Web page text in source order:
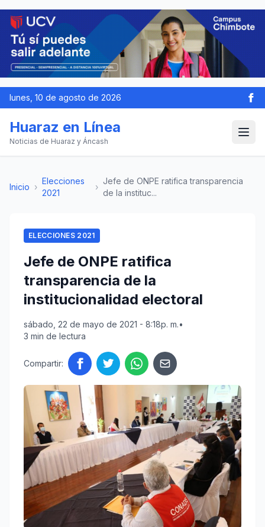
lunes, 10 de agosto de 2026
Huaraz en Línea
Noticias de Huaraz y Áncash
Inicio ›
Elecciones
2021
›
Jefe de ONPE ratifica transparencia
de la instituc...
ELECCIONES 2021
Jefe de ONPE ratifica
transparencia de la
institucionalidad electoral
sábado, 22 de mayo de 2021 - 8:18p. m.•
3 min de lectura
Compartir: